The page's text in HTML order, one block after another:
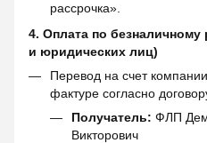
рассрочка».
4. Оплата по безналичному
и юридических лиц)
Перевод на счет
фактуре согласно
Получатель: ФЛП
Викторович